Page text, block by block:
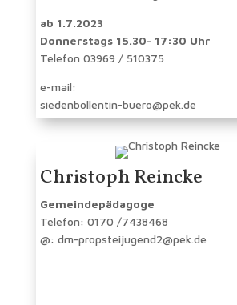
ab 1.7.2023
Donnerstags 15.30- 17:30 Uhr
Telefon 03969 / 510375
e-mail:
siedenbollentin-buero@pek.de
Christoph Reincke
Gemeindepädagoge
Telefon: 0170 /7438468
@: dm-propsteijugend2@pek.de